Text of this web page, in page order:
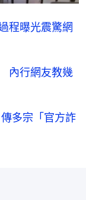
程曝光震驚網
內行網友教幾
多宗「官方詐